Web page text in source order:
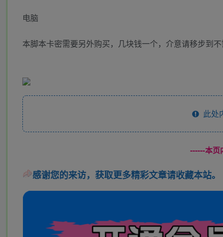
电脑
本脚本卡密需要另外购买，几块钱一个，介意请移步到
此处
------本页
感谢您的来访，获取更多精彩文章请收藏本站。